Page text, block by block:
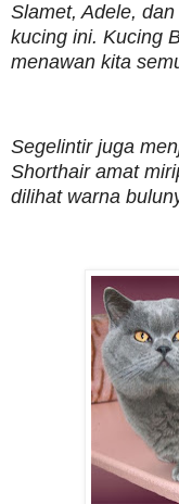
Slamet, Adele,
kucing ini. Kucing
menawan kita
Segelintir juga
Shorthair amat
dilihat warna